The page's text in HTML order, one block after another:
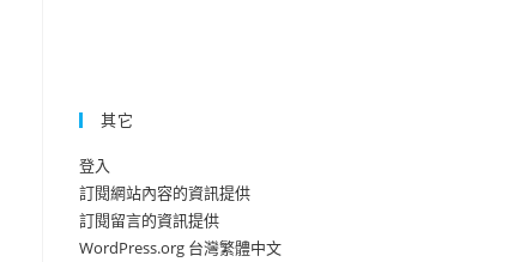
其它
登入
訂閱網站內容的資訊提供
訂閱留言的資訊提供
WordPress.org 台灣繁體中文